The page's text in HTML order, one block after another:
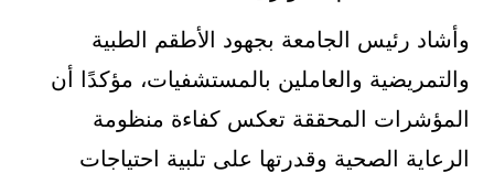
وأشاد رئيس الجامعة بجهود الأطقم الطبية
والتمريضية والعاملين بالمستشفيات، مؤكدًا أن
المؤشرات المحققة تعكس كفاءة منظومة
الرعاية الصحية وقدرتها على تلبية احتياجات